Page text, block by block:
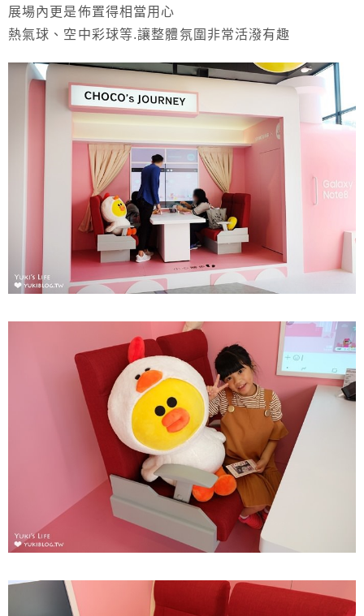
展場內更是佈置得相當用心
熱氣球、空中彩球等.讓整體氛圍非常活潑有趣